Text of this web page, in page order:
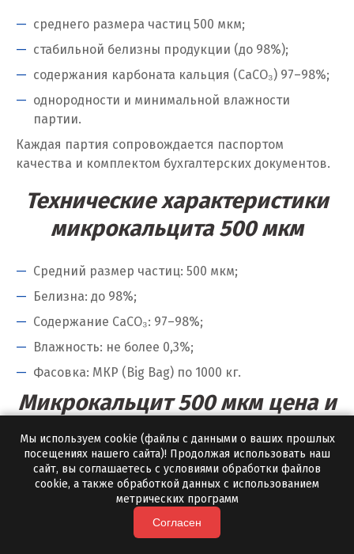
Чита
Щ
Щёлково
Э
Я
Ялуторовск
среднего размера частиц 500 мкм;
стабильной белизны продукции (до 98%);
содержания карбоната кальция (CaCO₃) 97–98%;
однородности и минимальной влажности
партии.
Каждая партия сопровождается паспортом
качества и комплектом бухгалтерских документов.
Технические характеристики
микрокальцита 500 мкм
Средний размер частиц: 500 мкм;
Белизна: до 98%;
Содержание CaCO₃: 97–98%;
Влажность: не более 0,3%;
Фасовка: МКР (Big Bag) по 1000 кг.
Микрокальцит 500 мкм цена и
условия поставки
Цена зависит от объема партии и региона
поставки. Минимальная отгрузка с нашей
доставкой — от 10 тонн.
Автотранспорт — оперативная доставка по
Мы используем cookie (файлы с данными о ваших прошлых
посещениях нашего сайта)! Продолжая использовать наш
сайт, вы соглашаетесь с условиями обработки файлов
cookie, а также обработкой данных с использованием
метрических программ
Согласен